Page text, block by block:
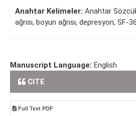
Anahtar Kelimeler: Anahtar
ağrısı, boyun ağrısı, depresyon, SF-
Manuscript Language: English
CITE
Full Text PDF